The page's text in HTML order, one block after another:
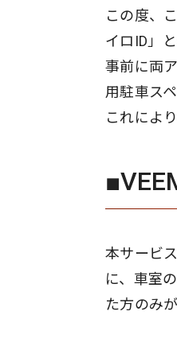
この度、
イロID」
事前に両
用駐車ス
これによ
本サービ
に、車室
た方のみ